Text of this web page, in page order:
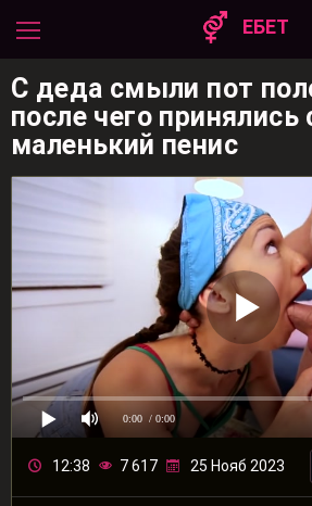
ЕБЕТ
С деда смыли пот
после чего принялись
маленький пенис
0:00 / 0:00
12:38 7 617 25 Нояб 2023